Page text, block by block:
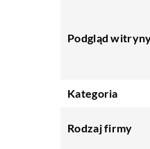
Podgląd
Kategoria
Rodzaj firmy